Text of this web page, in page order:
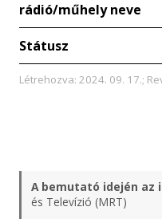
rádió/műhely neve
Státusz
Létrehozva: 2024. 09. 17.;
A bemutató idején az
és Televízió (MRT)